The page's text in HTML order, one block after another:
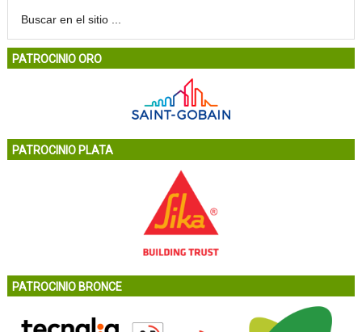
PATROCINIO ORO
PATROCINIO PLATA
PATROCINIO BRONCE